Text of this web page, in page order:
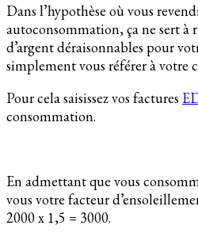
Dans l’hypothèse où vous
autoconsommation, ça ne sert à
d’argent déraisonnables pour
simplement vous référer à votre
Pour cela saisissez vos factures
consommation.
En admettant que vous
vous votre facteur
2000 x 1,5 = 3000.